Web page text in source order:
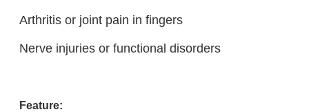
Arthritis or joint pain in fingers
Nerve injuries or functional disorders
Feature: